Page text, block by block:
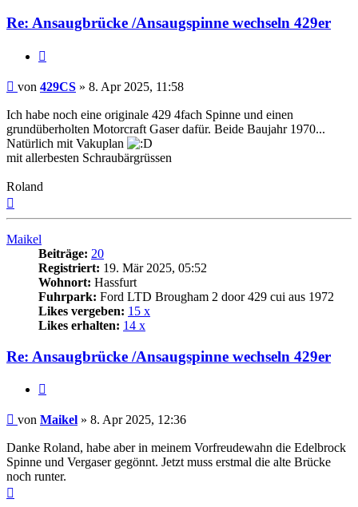
Re: Ansaugbrücke /Ansaugspinne wechseln 429er
Beitrag
von 429CS » 8. Apr 2025, 11:58
Ich habe noch eine originale 429 4fach Spinne und einen
grundüberholten Motorcraft Gaser dafür. Beide Baujahr 1970...
Natürlich mit Vakuplan
mit allerbesten Schraubärgrüssen
Roland
Maikel
Beiträge: 20
Registriert: 19. Mär 2025, 05:52
Wohnort: Hassfurt
Fuhrpark: Ford LTD Brougham 2 door 429 cui aus 1972
Likes vergeben: 15 x
Likes erhalten: 14 x
Re: Ansaugbrücke /Ansaugspinne wechseln 429er
Beitrag
von Maikel » 8. Apr 2025, 12:36
Danke Roland, habe aber in meinem Vorfreudewahn die Edelbrock
Spinne und Vergaser gegönnt. Jetzt muss erstmal die alte Brücke
noch runter.